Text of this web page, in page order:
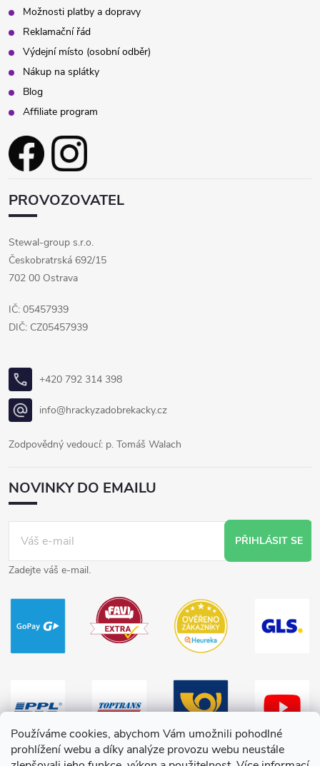
Používáme cookies, abychom Vám umožnili pohodlné
prohlížení webu a díky analýze provozu webu neustále
Možnosti platby a dopravy
Reklamační řád
Výdejní místo (osobní odběr)
Nákup na splátky
Blog
Affiliate program
PROVOZOVATEL
Stewal-group s.r.o.
Českobratrská 692/15
702 00 Ostrava
IČ: 05457939
DIČ: CZ05457939
+420 792 314 398
info@hrackyzadobrekacky.cz
Zodpovědný vedoucí: p. Tomáš Walach
NOVINKY DO EMAILU
PŘIHLÁSIT SE
Zadejte váš e-mail.